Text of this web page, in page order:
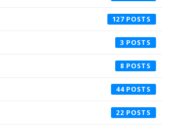
127
3
8
44
22